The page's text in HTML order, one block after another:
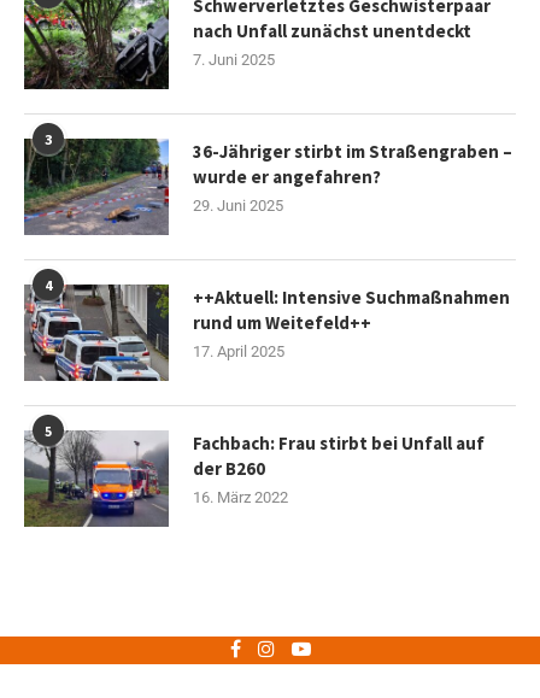
Schwerverletztes Geschwisterpaar
nach Unfall zunächst unentdeckt
7. Juni 2025
3
36-Jähriger stirbt im Straßengraben –
wurde er angefahren?
29. Juni 2025
4
++Aktuell: Intensive Suchmaßnahmen
rund um Weitefeld++
17. April 2025
5
Fachbach: Frau stirbt bei Unfall auf
der B260
16. März 2022